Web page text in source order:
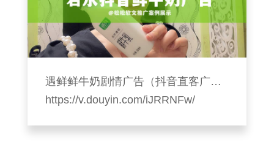
遇鲜鲜牛奶剧情广告（抖音直客广告）
https://v.douyin.com/iJRRNFw/